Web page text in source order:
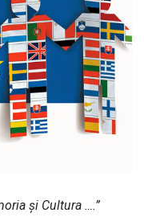
și Cultura ….”